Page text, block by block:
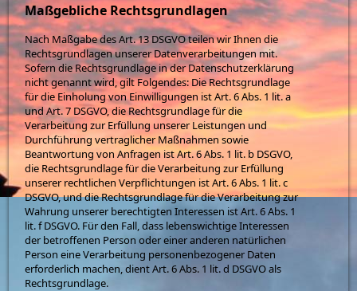
Maßgebliche Rechtsgrundlagen
Nach Maßgabe des Art. 13 DSGVO teilen wir Ihnen die
Rechtsgrundlagen unserer Datenverarbeitungen mit.
Sofern die Rechtsgrundlage in der Datenschutzerklärung
nicht genannt wird, gilt Folgendes: Die Rechtsgrundlage
für die Einholung von Einwilligungen ist Art. 6 Abs. 1 lit. a
und Art. 7 DSGVO, die Rechtsgrundlage für die
Verarbeitung zur Erfüllung unserer Leistungen und
Durchführung vertraglicher Maßnahmen sowie
Beantwortung von Anfragen ist Art. 6 Abs. 1 lit. b DSGVO,
die Rechtsgrundlage für die Verarbeitung zur Erfüllung
unserer rechtlichen Verpflichtungen ist Art. 6 Abs. 1 lit. c
DSGVO, und die Rechtsgrundlage für die Verarbeitung zur
Wahrung unserer berechtigten Interessen ist Art. 6 Abs. 1
lit. f DSGVO. Für den Fall, dass lebenswichtige Interessen
der betroffenen Person oder einer anderen natürlichen
Person eine Verarbeitung personenbezogener Daten
erforderlich machen, dient Art. 6 Abs. 1 lit. d DSGVO als
Rechtsgrundlage.